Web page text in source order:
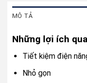
MÔ TẢ
Những lợi ích
Tiết kiệm điện
Nhỏ gọn